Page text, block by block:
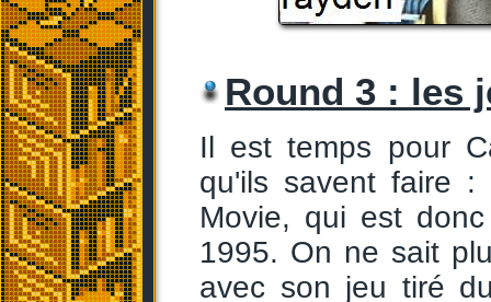
Round 3 : les
Il est temps pour
qu'ils savent faire
Movie, qui est
1995. On ne sait
avec son jeu tiré